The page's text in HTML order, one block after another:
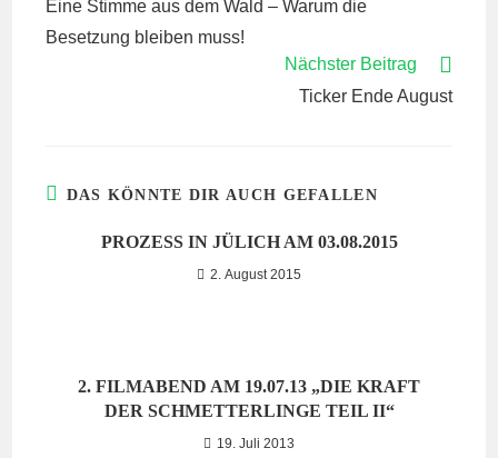
ANSEHEN
Eine Stimme aus dem Wald – Warum die
Besetzung bleiben muss!
Nächster Beitrag
Ticker Ende August
DAS KÖNNTE DIR AUCH GEFALLEN
PROZESS IN JÜLICH AM 03.08.2015
2. August 2015
2. FILMABEND AM 19.07.13 „DIE KRAFT
DER SCHMETTERLINGE TEIL II“
19. Juli 2013